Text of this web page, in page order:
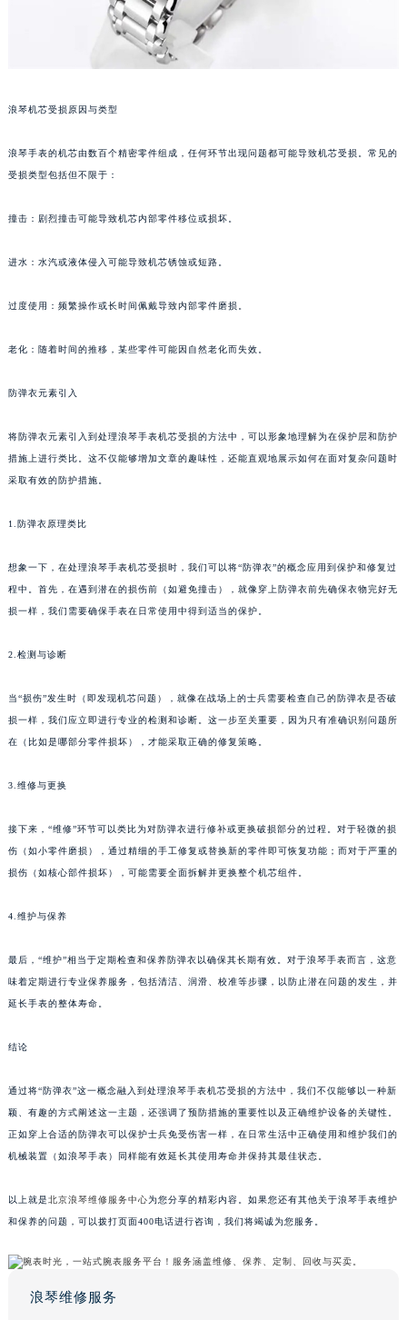
浪琴机芯受损原因与类型
浪琴手表的机芯由数百个精密零件组成，任何环节出现问题都可能导致机芯受损。常见的
受损类型包括但不限于：
撞击：剧烈撞击可能导致机芯内部零件移位或损坏。
进水：水汽或液体侵入可能导致机芯锈蚀或短路。
过度使用：频繁操作或长时间佩戴导致内部零件磨损。
老化：随着时间的推移，某些零件可能因自然老化而失效。
防弹衣元素引入
将防弹衣元素引入到处理浪琴手表机芯受损的方法中，可以形象地理解为在保护层和防护
措施上进行类比。这不仅能够增加文章的趣味性，还能直观地展示如何在面对复杂问题时
采取有效的防护措施。
1.防弹衣原理类比
想象一下，在处理浪琴手表机芯受损时，我们可以将“防弹衣”的概念应用到保护和修复过
程中。首先，在遇到潜在的损伤前（如避免撞击），就像穿上防弹衣前先确保衣物完好无
损一样，我们需要确保手表在日常使用中得到适当的保护。
2.检测与诊断
当“损伤”发生时（即发现机芯问题），就像在战场上的士兵需要检查自己的防弹衣是否破
损一样，我们应立即进行专业的检测和诊断。这一步至关重要，因为只有准确识别问题所
在（比如是哪部分零件损坏），才能采取正确的修复策略。
3.维修与更换
接下来，“维修”环节可以类比为对防弹衣进行修补或更换破损部分的过程。对于轻微的损
伤（如小零件磨损），通过精细的手工修复或替换新的零件即可恢复功能；而对于严重的
损伤（如核心部件损坏），可能需要全面拆解并更换整个机芯组件。
4.维护与保养
最后，“维护”相当于定期检查和保养防弹衣以确保其长期有效。对于浪琴手表而言，这意
味着定期进行专业保养服务，包括清洁、润滑、校准等步骤，以防止潜在问题的发生，并
延长手表的整体寿命。
结论
通过将“防弹衣”这一概念融入到处理浪琴手表机芯受损的方法中，我们不仅能够以一种新
颖、有趣的方式阐述这一主题，还强调了预防措施的重要性以及正确维护设备的关键性。
正如穿上合适的防弹衣可以保护士兵免受伤害一样，在日常生活中正确使用和维护我们的
机械装置（如浪琴手表）同样能有效延长其使用寿命并保持其最佳状态。
以上就是北京浪琴维修服务中心为您分享的精彩内容。如果您还有其他关于浪琴手表维护
和保养的问题，可以拨打页面400电话进行咨询，我们将竭诚为您服务。
浪琴维修服务